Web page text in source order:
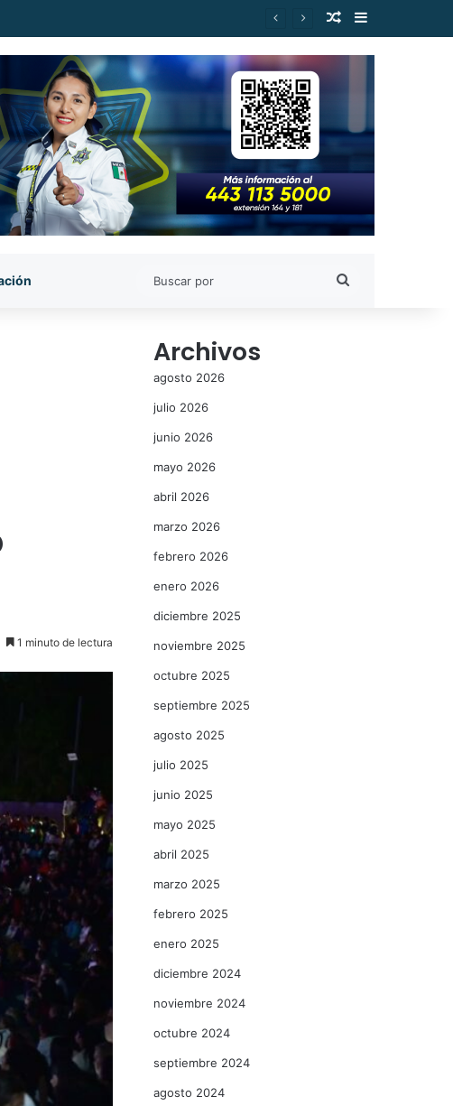
Publicación al
Barra lateral
1 minuto de lectura
Archivos
agosto 2026
julio 2026
junio 2026
mayo 2026
abril 2026
marzo 2026
febrero 2026
enero 2026
diciembre 2025
noviembre 2025
octubre 2025
septiembre 2025
agosto 2025
julio 2025
junio 2025
mayo 2025
abril 2025
marzo 2025
febrero 2025
enero 2025
diciembre 2024
noviembre 2024
octubre 2024
septiembre 2024
agosto 2024